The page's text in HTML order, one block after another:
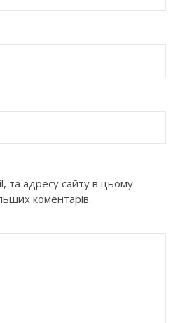
та адресу сайту в цьому
коментарів.